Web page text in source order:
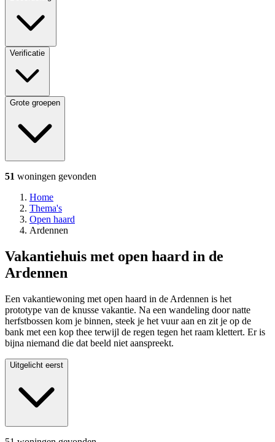
Verificatie
Grote groepen
51 woningen gevonden
Home
Thema's
Open haard
Ardennen
Vakantiehuis met open haard in de
Ardennen
Een vakantiewoning met open haard in de Ardennen is het
prototype van de knusse vakantie. Na een wandeling door natte
herfstbossen kom je binnen, steek je het vuur aan en zit je op de
bank met een kop thee terwijl de regen tegen het raam klettert. Er is
bijna niemand die dat beeld niet aanspreekt.
Uitgelicht eerst